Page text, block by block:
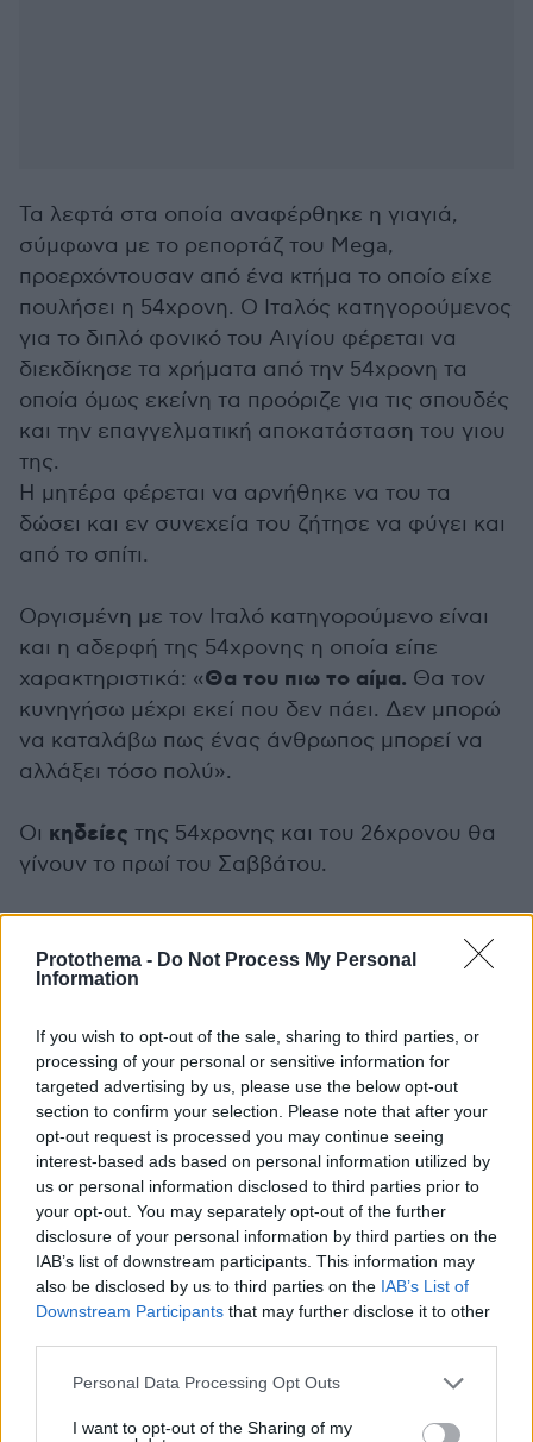
Protothema - Do Not Process My Personal
Information
If you wish to opt-out of the sale, sharing to third parties, or
processing of your personal or sensitive information for
targeted advertising by us, please use the below opt-out
section to confirm your selection. Please note that after your
opt-out request is processed you may continue seeing
interest-based ads based on personal information utilized by
us or personal information disclosed to third parties prior to
your opt-out. You may separately opt-out of the further
disclosure of your personal information by third parties on the
IAB’s list of downstream participants. This information may
also be disclosed by us to third parties on the IAB’s List of
Downstream Participants that may further disclose it to other
Please note that this website/app uses one or more Google
not limited to your visit or usage behaviour. You may click to
Personal Data Processing Opt Outs
I want to opt-out of the Sharing of my
Τα λεφτά στα οποία αναφέρθηκε η γιαγιά,
σύμφωνα με το ρεπορτάζ του Mega,
προερχόντουσαν από ένα κτήμα το οποίο είχε
πουλήσει η 54χρονη. Ο Ιταλός κατηγορούμενος
για το διπλό φονικό του Αιγίου φέρεται να
διεκδίκησε τα χρήματα από την 54χρονη τα
οποία όμως εκείνη τα προόριζε για τις σπουδές
και την επαγγελματική αποκατάσταση του γιου
της.
Η μητέρα φέρεται να αρνήθηκε να του τα
δώσει και εν συνεχεία του ζήτησε να φύγει και
από το σπίτι.
Οργισμένη με τον Ιταλό κατηγορούμενο είναι
και η αδερφή της 54χρονης η οποία είπε
χαρακτηριστικά: «Θα του πιω το αίμα. Θα τον
κυνηγήσω μέχρι εκεί που δεν πάει. Δεν μπορώ
να καταλάβω πως ένας άνθρωπος μπορεί να
αλλάξει τόσο πολύ».
Οι κηδείες της 54χρονης και του 26χρονου θα
γίνουν το πρωί του Σαββάτου.
Ξανά στο σπίτι ο Ιταλός
Στο σπίτι όπου σημειώθηκε το διπλό φονικό στο
κατηγορούμενος. Οι Αρχές συνεχίζουν να
ερευνούν την υπόθεση με θύματα μια 54χρονη
γυναίκα και τον 26χρονο γιο της.
Για τους φόνους, βασικός ύποπτος είναι ο
65χρονος Ιταλός σύντροφος της μητέρας με τις
Αρχές να έχουν στοιχεία στα χέρια τους που
τον «δείχνουν» ως ένοχο.
Την ίδια ώρα εκείνος,εμμένει στη θέση του
πως είναι αθώος.
κατηγορούμενο ξανά στο σπίτι προκειμένου να